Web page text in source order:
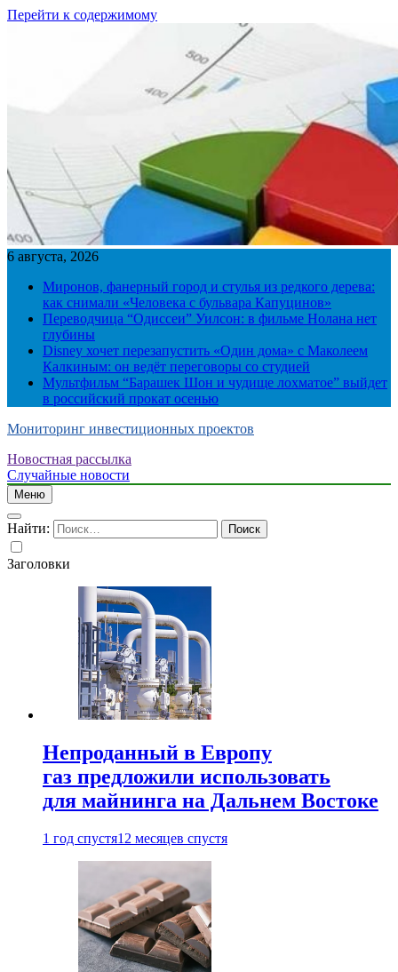
Перейти к содержимому
6 августа, 2026
Миронов, фанерный город и стулья из редкого дерева:
как снимали «Человека с бульвара Капуцинов»
Переводчица “Одиссеи” Уилсон: в фильме Нолана нет
глубины
Disney хочет перезапустить «Один дома» с Маколеем
Калкиным: он ведёт переговоры со студией
Мультфильм “Барашек Шон и чудище лохматое” выйдет
в российский прокат осенью
Мониторинг инвестиционных проектов
Новостная рассылка
Случайные новости
Меню
Найти:
Заголовки
Непроданный в Европу
газ предложили использовать
для майнинга на Дальнем Востоке
1 год спустя12 месяцев спустя